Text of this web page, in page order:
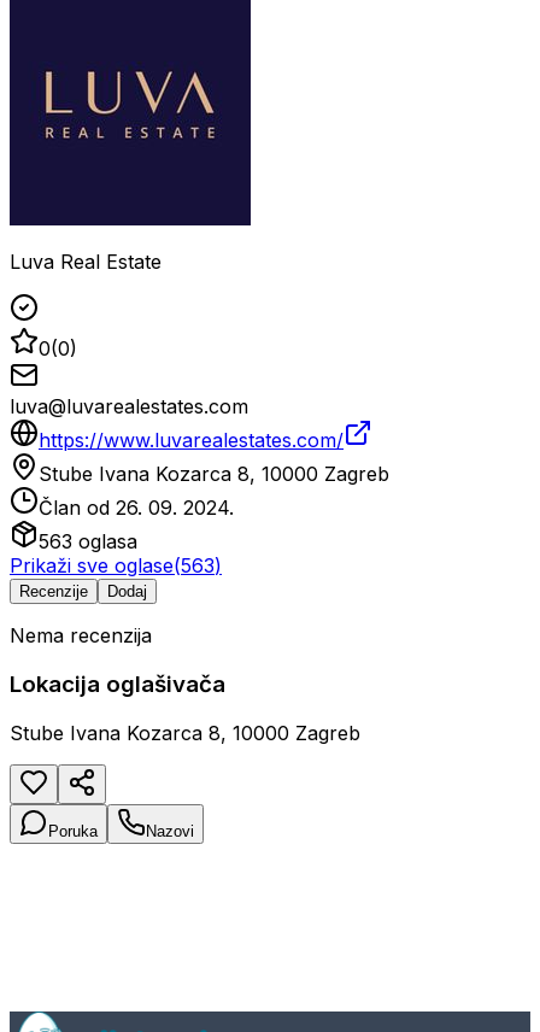
Luva Real Estate
0(0)
luva@luvarealestates.com
https://www.luvarealestates.com/
Stube Ivana Kozarca 8, 10000 Zagreb
Član od 26. 09. 2024.
563 oglasa
Prikaži sve oglase(563)
Recenzije Dodaj
Nema recenzija
Lokacija oglašivača
Stube Ivana Kozarca 8, 10000 Zagreb
Poruka Nazovi